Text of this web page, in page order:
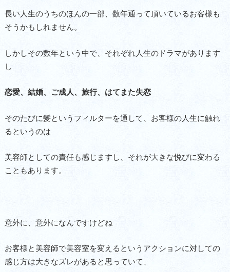
長い人生のうちのほんの一部、数年通って頂いているお客様も
そうかもしれません。
しかしその数年という中で、それぞれ人生のドラマがあります
し
恋愛、結婚、ご成人、旅行、はてまた失恋
そのたびに髪というフィルターを通して、お客様の人生に触れ
るというのは
美容師としての責任も感じますし、それが大きな悦びに変わる
こともあります。
意外に、意外になんですけどね
お客様と美容師で美容室を変えるというアクションに対しての
感じ方は大きなズレがあると思っていて、